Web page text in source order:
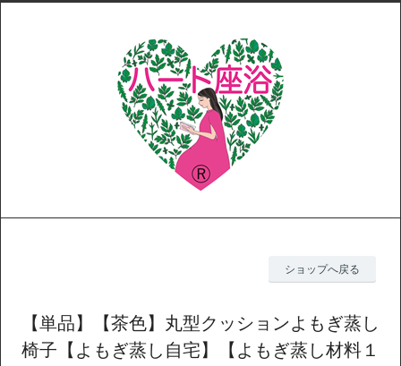
ショップへ戻る
【単品】【茶色】丸型クッションよもぎ蒸し
椅子【よもぎ蒸し自宅】【よもぎ蒸し材料１